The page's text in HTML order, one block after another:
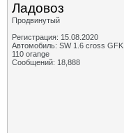
Ладовоз
Продвинутый
Регистрация: 15.08.2020
Автомобиль: SW 1.6 cross GFK
110 orange
Сообщений: 18,888